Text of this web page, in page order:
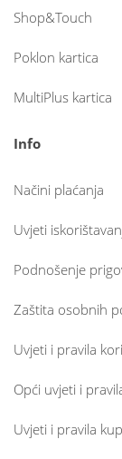
Shop&Touch
Poklon kartica
MultiPlus kartica
Info
Načini plaćanja
Uvjeti
Podnošenje
Zaštita osobnih
Uvjeti i pravila
Opći uvjeti i
Uvjeti i pravila